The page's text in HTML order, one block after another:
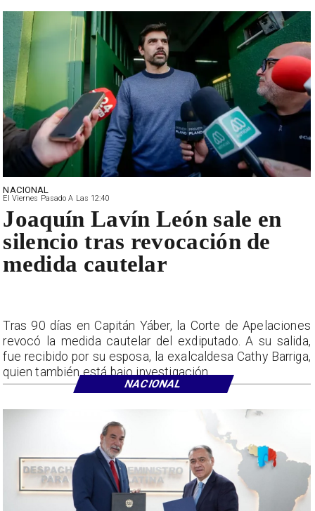
NACIONAL
El Viernes Pasado A Las 12:40
Joaquín Lavín León sale en
silencio tras revocación de
medida cautelar
Tras 90 días en Capitán Yáber, la Corte de Apelaciones
revocó la medida cautelar del exdiputado. A su salida,
fue recibido por su esposa, la exalcaldesa Cathy Barriga,
quien también está bajo investigación.
NACIONAL